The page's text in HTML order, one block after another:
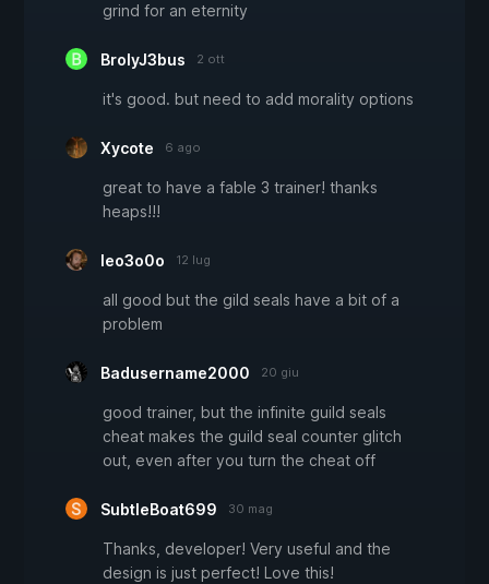
grind for an eternity
BrolyJ3bus 2 ott
it's good. but need to add morality options
Xycote 6 ago
great to have a fable 3 trainer! thanks
heaps!!!
leo3o0o 12 lug
all good but the gild seals have a bit of a
problem
Badusername2000 20 giu
good trainer, but the infinite guild seals
cheat makes the guild seal counter glitch
out, even after you turn the cheat off
SubtleBoat699 30 mag
Thanks, developer! Very useful and the
design is just perfect! Love this!